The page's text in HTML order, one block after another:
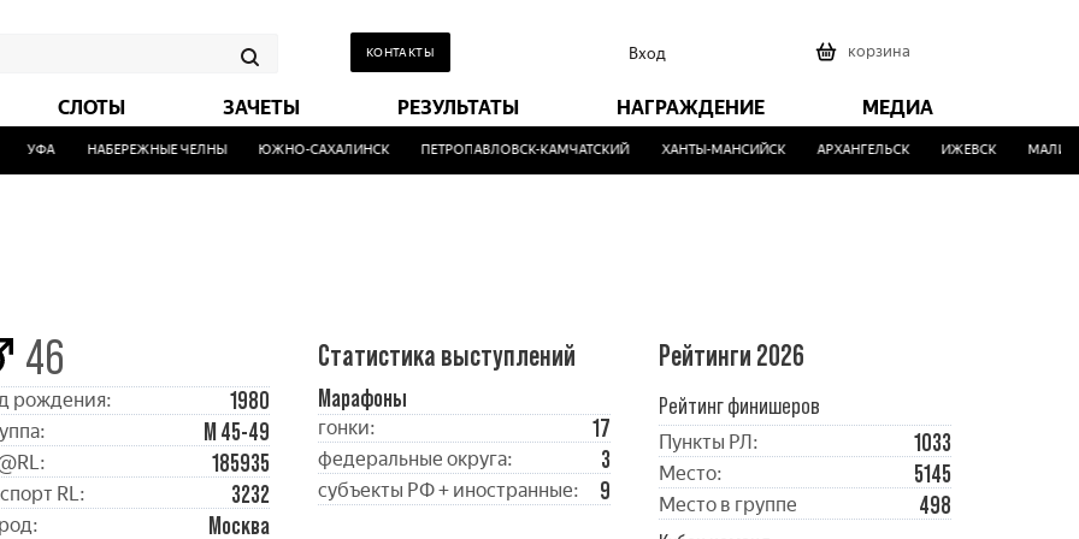
КОНТАКТЫ Вход корзина
СЛОТЫ ЗАЧЕТЫ РЕЗУЛЬТАТЫ НАГРАЖДЕНИЕ МЕДИА
УФА НАБЕРЕЖНЫЕ ЧЕЛНЫ ЮЖНО-САХАЛИНСК ПЕТРОПАВЛОВСК-КАМЧАТСКИЙ ХАНТЫ-МАНСИЙСК АРХАНГЕЛЬСК ИЖЕВСК
46
рождения: 1980
М 45-49
185935
RL: 3232
Москва
Статистика выступлений
Марафоны
гонки: 17
федеральные округа: 3
субъекты РФ + иностранные: 9
Рейтинги 2026
Рейтинг финишеров
Пункты РЛ: 1033
Место: 5145
Место в группе
498